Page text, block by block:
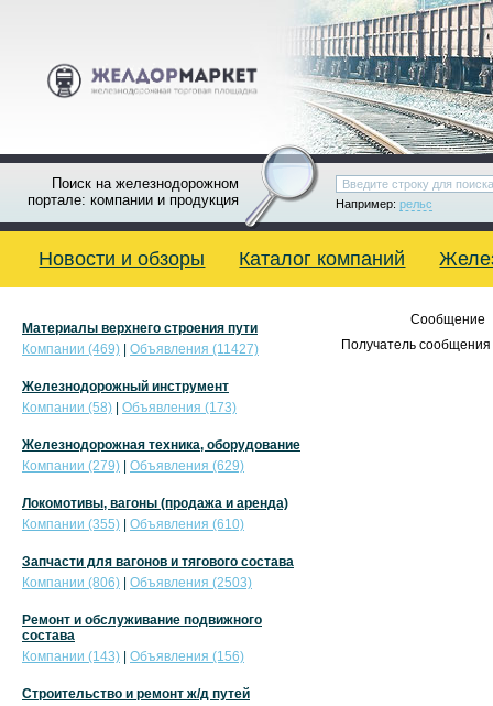
Поиск на железнодорожном
портале: компании и продукция
Например: рельс
Новости и обзоры Каталог компаний
Сообщение
Получатель сообщения
Материалы верхнего строения пути
Компании (469)
Объявления (11427)
Железнодорожный инструмент
Компании (58)
Объявления (173)
Железнодорожная техника, оборудование
Компании (279)
Объявления (629)
Локомотивы, вагоны (продажа и аренда)
Компании (355)
Объявления (610)
Запчасти для вагонов и тягового состава
Компании (806)
Объявления (2503)
Ремонт и обслуживание подвижного
состава
Компании (143)
Объявления (156)
Строительство и ремонт ж/д путей